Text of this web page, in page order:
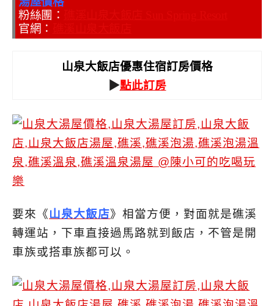
粉絲團：
官網：
山泉大飯店優惠住宿訂房價格
▶點此訂房
要來《山泉大飯店》相當方便，對面就是礁溪
轉運站，下車直接過馬路就到飯店，不管是開
車族或搭車族都可以。